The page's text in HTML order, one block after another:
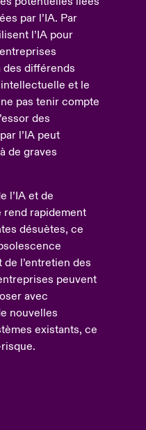
par l’IA. Par
l’IA pour
des différends
et le
pas tenir compte
des
l’IA peut
de graves
l’IA et de
rend rapidement
désuètes, ce
l’entretien des
peuvent
avec
nouvelles
existants, ce